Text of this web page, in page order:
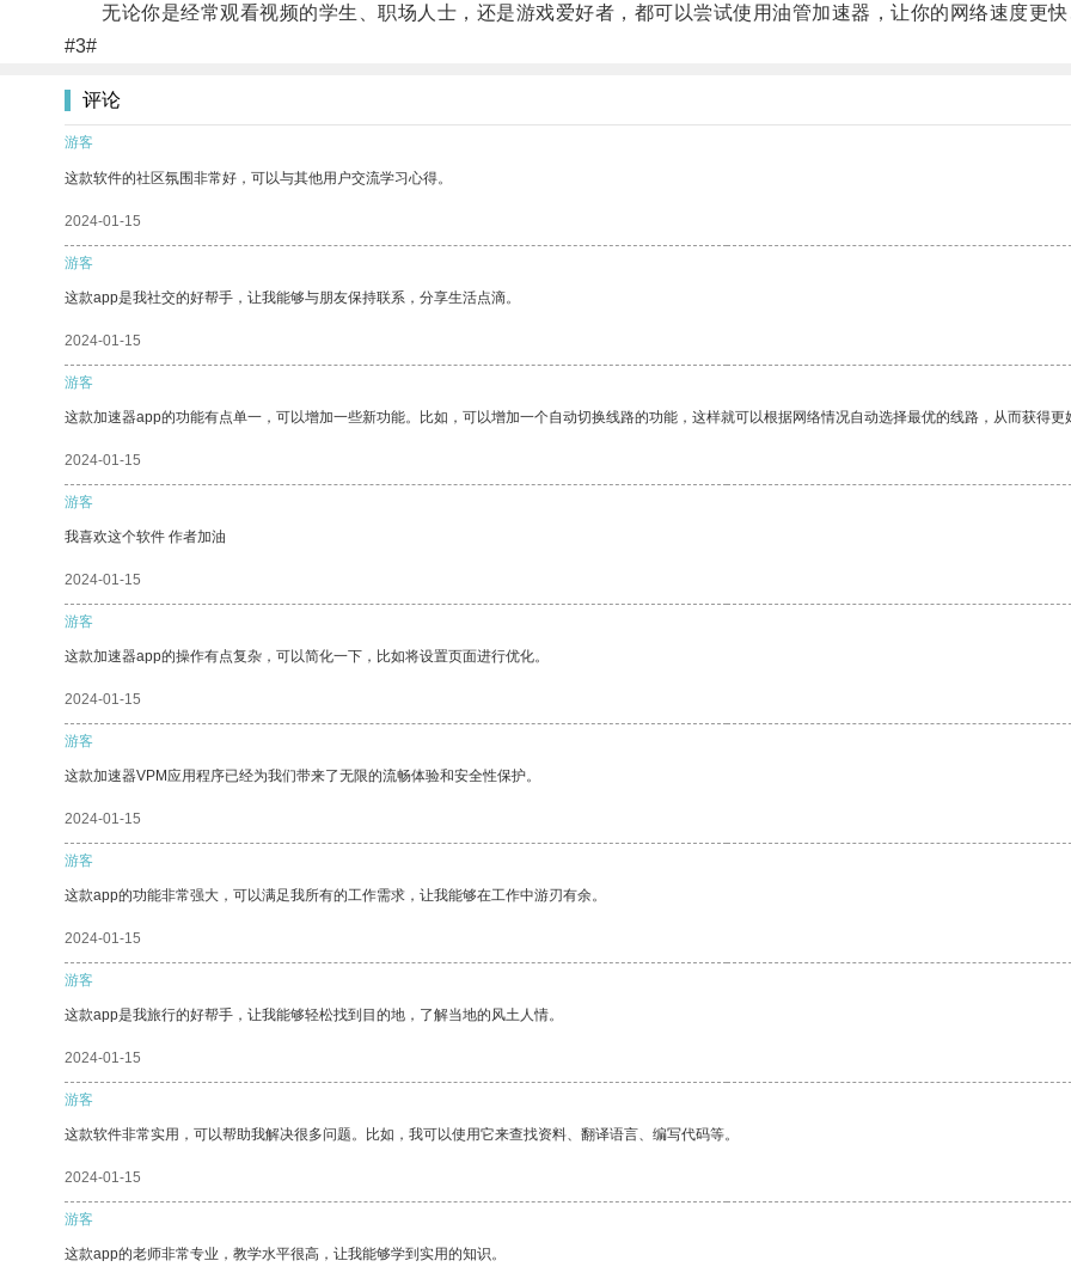
无论你是经常观看视频的学生、职场人士，还是游戏爱好者，都可以尝试使用油管加速器，让你的网络速度更快
#3#
评论
游客
这款软件的社区氛围非常好，可以与其他用户交流学习心得。
2024-01-15
游客
这款app是我社交的好帮手，让我能够与朋友保持联系，分享生活点滴。
2024-01-15
游客
这款加速器app的功能有点单一，可以增加一些新功能。比如，可以增加一个自动切换线路的功能，这样就可以根据网络情况自动选择最优的线路，从而获得更
2024-01-15
游客
我喜欢这个软件 作者加油
2024-01-15
游客
这款加速器app的操作有点复杂，可以简化一下，比如将设置页面进行优化。
2024-01-15
游客
这款加速器VPM应用程序已经为我们带来了无限的流畅体验和安全性保护。
2024-01-15
游客
这款app的功能非常强大，可以满足我所有的工作需求，让我能够在工作中游刃有余。
2024-01-15
游客
这款app是我旅行的好帮手，让我能够轻松找到目的地，了解当地的风土人情。
2024-01-15
游客
这款软件非常实用，可以帮助我解决很多问题。比如，我可以使用它来查找资料、翻译语言、编写代码等。
2024-01-15
游客
这款app的老师非常专业，教学水平很高，让我能够学到实用的知识。